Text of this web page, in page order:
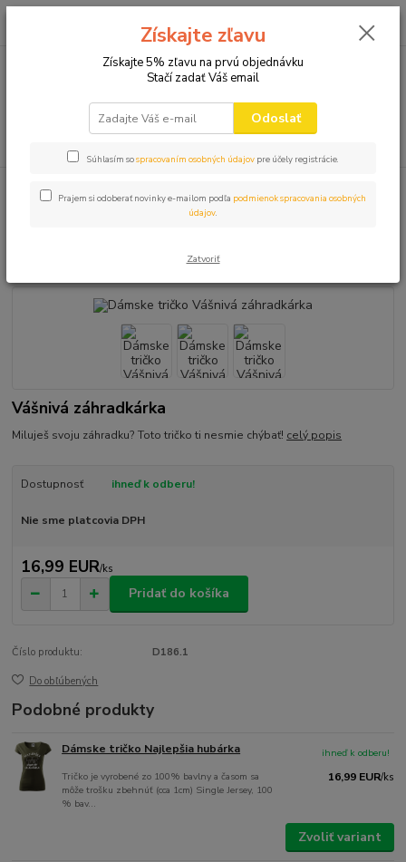
0,00 EUR
Dámske tričko Vášnivá
Vášnivá záhradkárka
Miluješ svoju záhradku? Toto tričko ti nesmie chýbať! celý popis
Dostupnosť ihneď k odberu!
Nie sme platcovia DPH
16,99 EUR/ks
Pridať do košíka
Číslo produktu: D186.1
Do obľúbených
Podobné produkty
Dámske tričko Najlepšia hubárka
Tričko je vyrobené zo 100% bavlny a časom sa
môže trošku zbehnúť (cca 1cm) Single Jersey, 100
% bav...
16,99 EUR/ks
ihneď k odberu!
Zvoliť variant
Získajte zľavu
Získajte 5% zľavu na prvú objednávku
Stačí zadať Váš email
Odoslať
Súhlasím sospracovaním osobných údajov pre účely registrácie.
Prajem si odoberať novinky e-mailom podľa podmienok spracovania osobných
údajov.
Zatvoriť